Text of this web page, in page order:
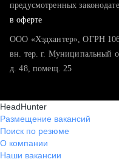
предусмотренных
в оферте
ООО «Хэдхантер», ОГРН
вн. тер. г. Муниципальный
д. 48, помещ. 25
HeadHunter
Размещение вакансий
Поиск по резюме
О компании
Наши вакансии